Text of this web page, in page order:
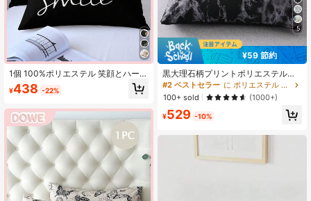
1個 100%ポリエステル 笑顔とハート
柄 枕カバー、肌に優しい、ソフト、
通気性あり(中材なし)、寝室の装飾に
¥438 -22%
5
¥59 節約
黒大理石柄プリントポリエステル枕
カバー2枚、スタイリッシュポリエス
テル枕カバー
#2 ベストセラー
に ポリエステル 枕カバーとシャム
100+ sold
(1000+)
¥529 -10%